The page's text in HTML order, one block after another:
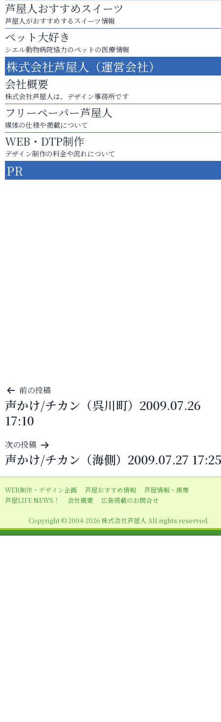
芦屋人おすすめスイーツ
芦屋人がおすすめするスイーツ情報
ペット大好き
シエル動物病院協力のペットの医療情報
株式会社芦屋人（運営会社）
会社概要
株式会社芦屋人は、デザイン事務所です
フリーペーパー芦屋人
媒体の仕様や掲載について
WEB・DTP制作
デザイン制作の料金や流れについて
PR
投
稿
ナ
ビ
ゲ
ー
シ
ョ
前の投稿
声かけ/チカン（呉川町）2009.07.26
17:10
次の投稿
声かけ/チカン（海側）2009.07.27 17:25
WEB制作・デザイン企画 芦屋おすすめ情報
芦屋情報・黒帯
芦屋LIFE NEWS！
会社概要 広告掲載のお問合せ
Copyright © 2004-2026 株式会社芦屋人 All rights reserved.